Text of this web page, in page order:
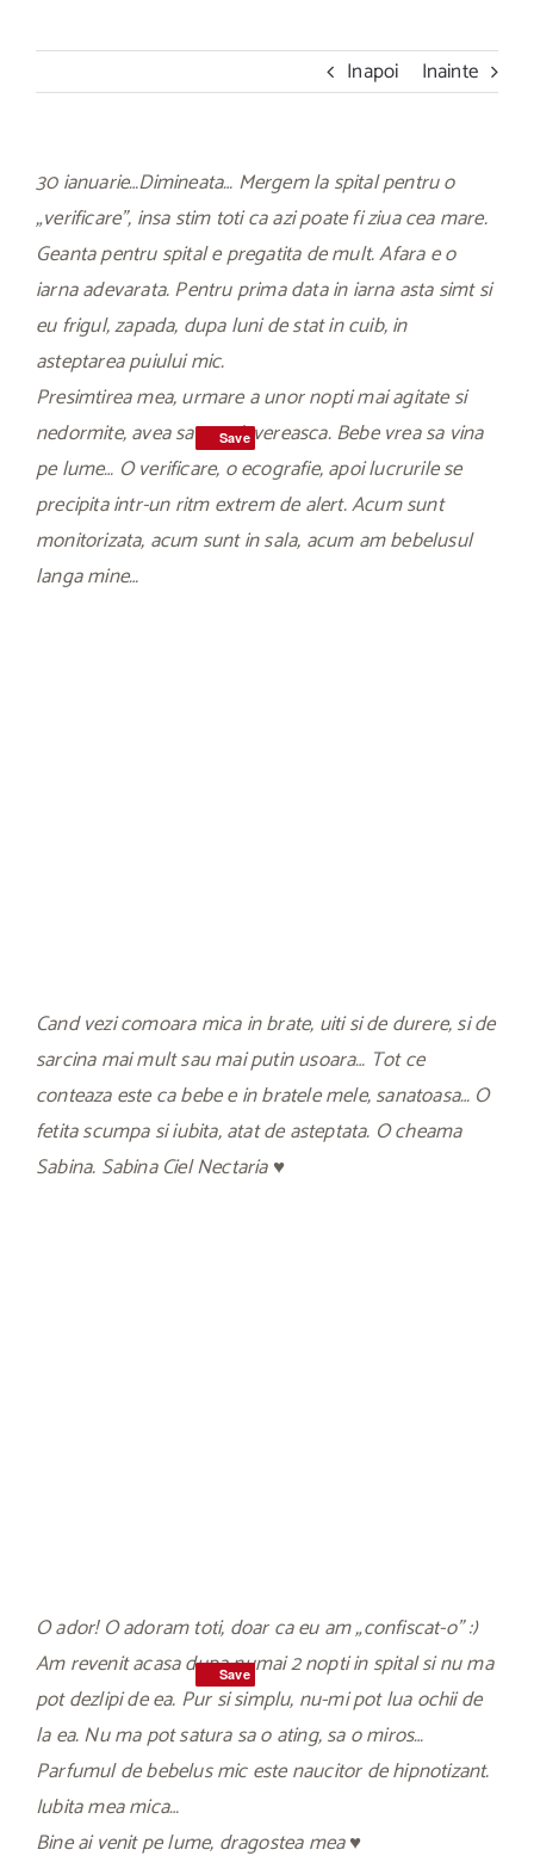
Inapoi Inainte
30 ianuarie…Dimineata… Mergem la spital pentru o
„verificare”, insa stim toti ca azi poate fi ziua cea mare.
Geanta pentru spital e pregatita de mult. Afara e o
iarna adevarata. Pentru prima data in iarna asta simt si
eu frigul, zapada, dupa luni de stat in cuib, in
asteptarea puiului mic.
Presimtirea mea, urmare a unor nopti mai agitate si
nedormite, avea sa se adevereasca. Bebe vrea sa vina
pe lume… O verificare, o ecografie, apoi lucrurile se
precipita intr-un ritm extrem de alert. Acum sunt
monitorizata, acum sunt in sala, acum am bebelusul
langa mine…
Cand vezi comoara mica in brate, uiti si de durere, si de
sarcina mai mult sau mai putin usoara… Tot ce
conteaza este ca bebe e in bratele mele, sanatoasa… O
fetita scumpa si iubita, atat de asteptata. O cheama
Sabina. Sabina Ciel Nectaria ♥
O ador! O adoram toti, doar ca eu am „confiscat-o” :)
Am revenit acasa dupa numai 2 nopti in spital si nu ma
pot dezlipi de ea. Pur si simplu, nu-mi pot lua ochii de
la ea. Nu ma pot satura sa o ating, sa o miros…
Parfumul de bebelus mic este naucitor de hipnotizant.
Iubita mea mica…
Bine ai venit pe lume, dragostea mea ♥
Save
Save
Save
Save